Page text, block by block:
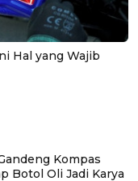
Hal yang Wajib
Kompas
Botol Oli Jadi Karya